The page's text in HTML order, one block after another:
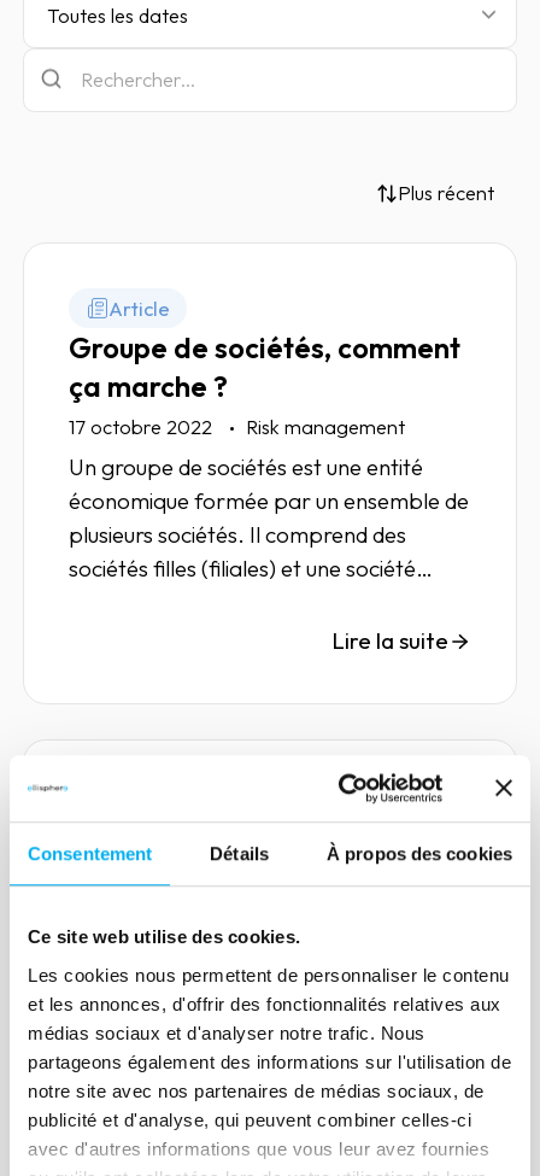
Consentement Détails À propos des cookies
Ce site web utilise des cookies.
Les cookies nous permettent de personnaliser le contenu
et les annonces, d'offrir des fonctionnalités relatives aux
médias sociaux et d'analyser notre trafic. Nous
partageons également des informations sur l'utilisation de
notre site avec nos partenaires de médias sociaux, de
publicité et d'analyse, qui peuvent combiner celles-ci
avec d'autres informations que vous leur avez fournies
Toutes les dates
Plus récent
Article
Groupe de sociétés, comment
ça marche ?
17 octobre 2022 Risk management
Un groupe de sociétés est une entité
économique formée par un ensemble de
plusieurs sociétés. Il comprend des
sociétés filles (filiales) et une société
Lire la suite
QUIZ : Qu'est-ce que la
liquidation judiciaire ?
22 novembre 2021 Risk management
Richard Cassonnet et Jean-Luc Boisnon
vous propose un nouveau quiz sur la
liquidation judiciaire. Quand intervient-
elle ? Qui est concerné ? Venez tester
vos connaissances.
Lire la suite